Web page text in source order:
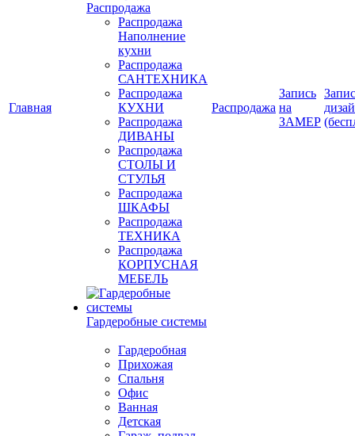
Главная
Распродажа
Распродажа
Наполнение
кухни
Распродажа
САНТЕХНИКА
Распродажа
КУХНИ
Распродажа
ДИВАНЫ
Распродажа
СТОЛЫ И
СТУЛЬЯ
Распродажа
ШКАФЫ
Распродажа
ТЕХНИКА
Распродажа
КОРПУСНАЯ
МЕБЕЛЬ
Гардеробные системы
Гардеробная
Прихожая
Спальня
Офис
Ванная
Детская
Распродажа
Запись
на
ЗАМЕР